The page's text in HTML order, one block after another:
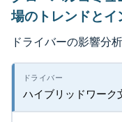
場のトレンドとイ
ドライバーの影響分析
ハイブリッドワーク